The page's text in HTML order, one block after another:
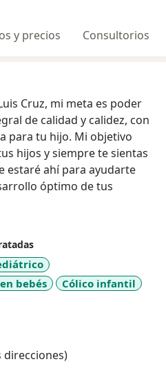
y precios Consultorios
Cruz, mi meta es poder
de calidad y calidez, con
para tu hijo. Mi objetivo
hijos y siempre te sientas
estaré ahí para ayudarte
óptimo de tus
bebés
Cólico infantil
direcciones)